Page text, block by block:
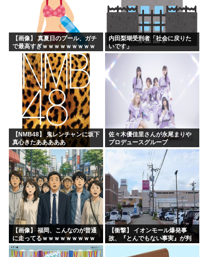
【画像】 真夏日のプール、ガチ
で最高すぎｗｗｗｗｗｗｗｗｗ
内田梨瑚受刑者「社会に戻りた
いです」
【NMB48】 鬼レンチャンに坂下
真心きたあああああ
佐々木優佳里さんが永尾まりや
プロデュースグループ
「WASURENA」に加入発表！
現在のグループと兼任へ【元
AKB48ゆかるん・まりやぎ】
【画像】 福岡、こんなのが普通
に走ってるｗｗｗｗｗｗｗｗｗ
ｗｗｗｗｗｗｗ
【衝撃】 イオンモール爆発事
故、『とんでもない事実』が判
明してしまう・・・・・・